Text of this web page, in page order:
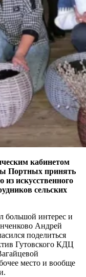
кабинетом
Портных принять
из искусственного
сельских
большой интерес и
Андрей
поделиться
Гутовского КДЦ
место и вообще